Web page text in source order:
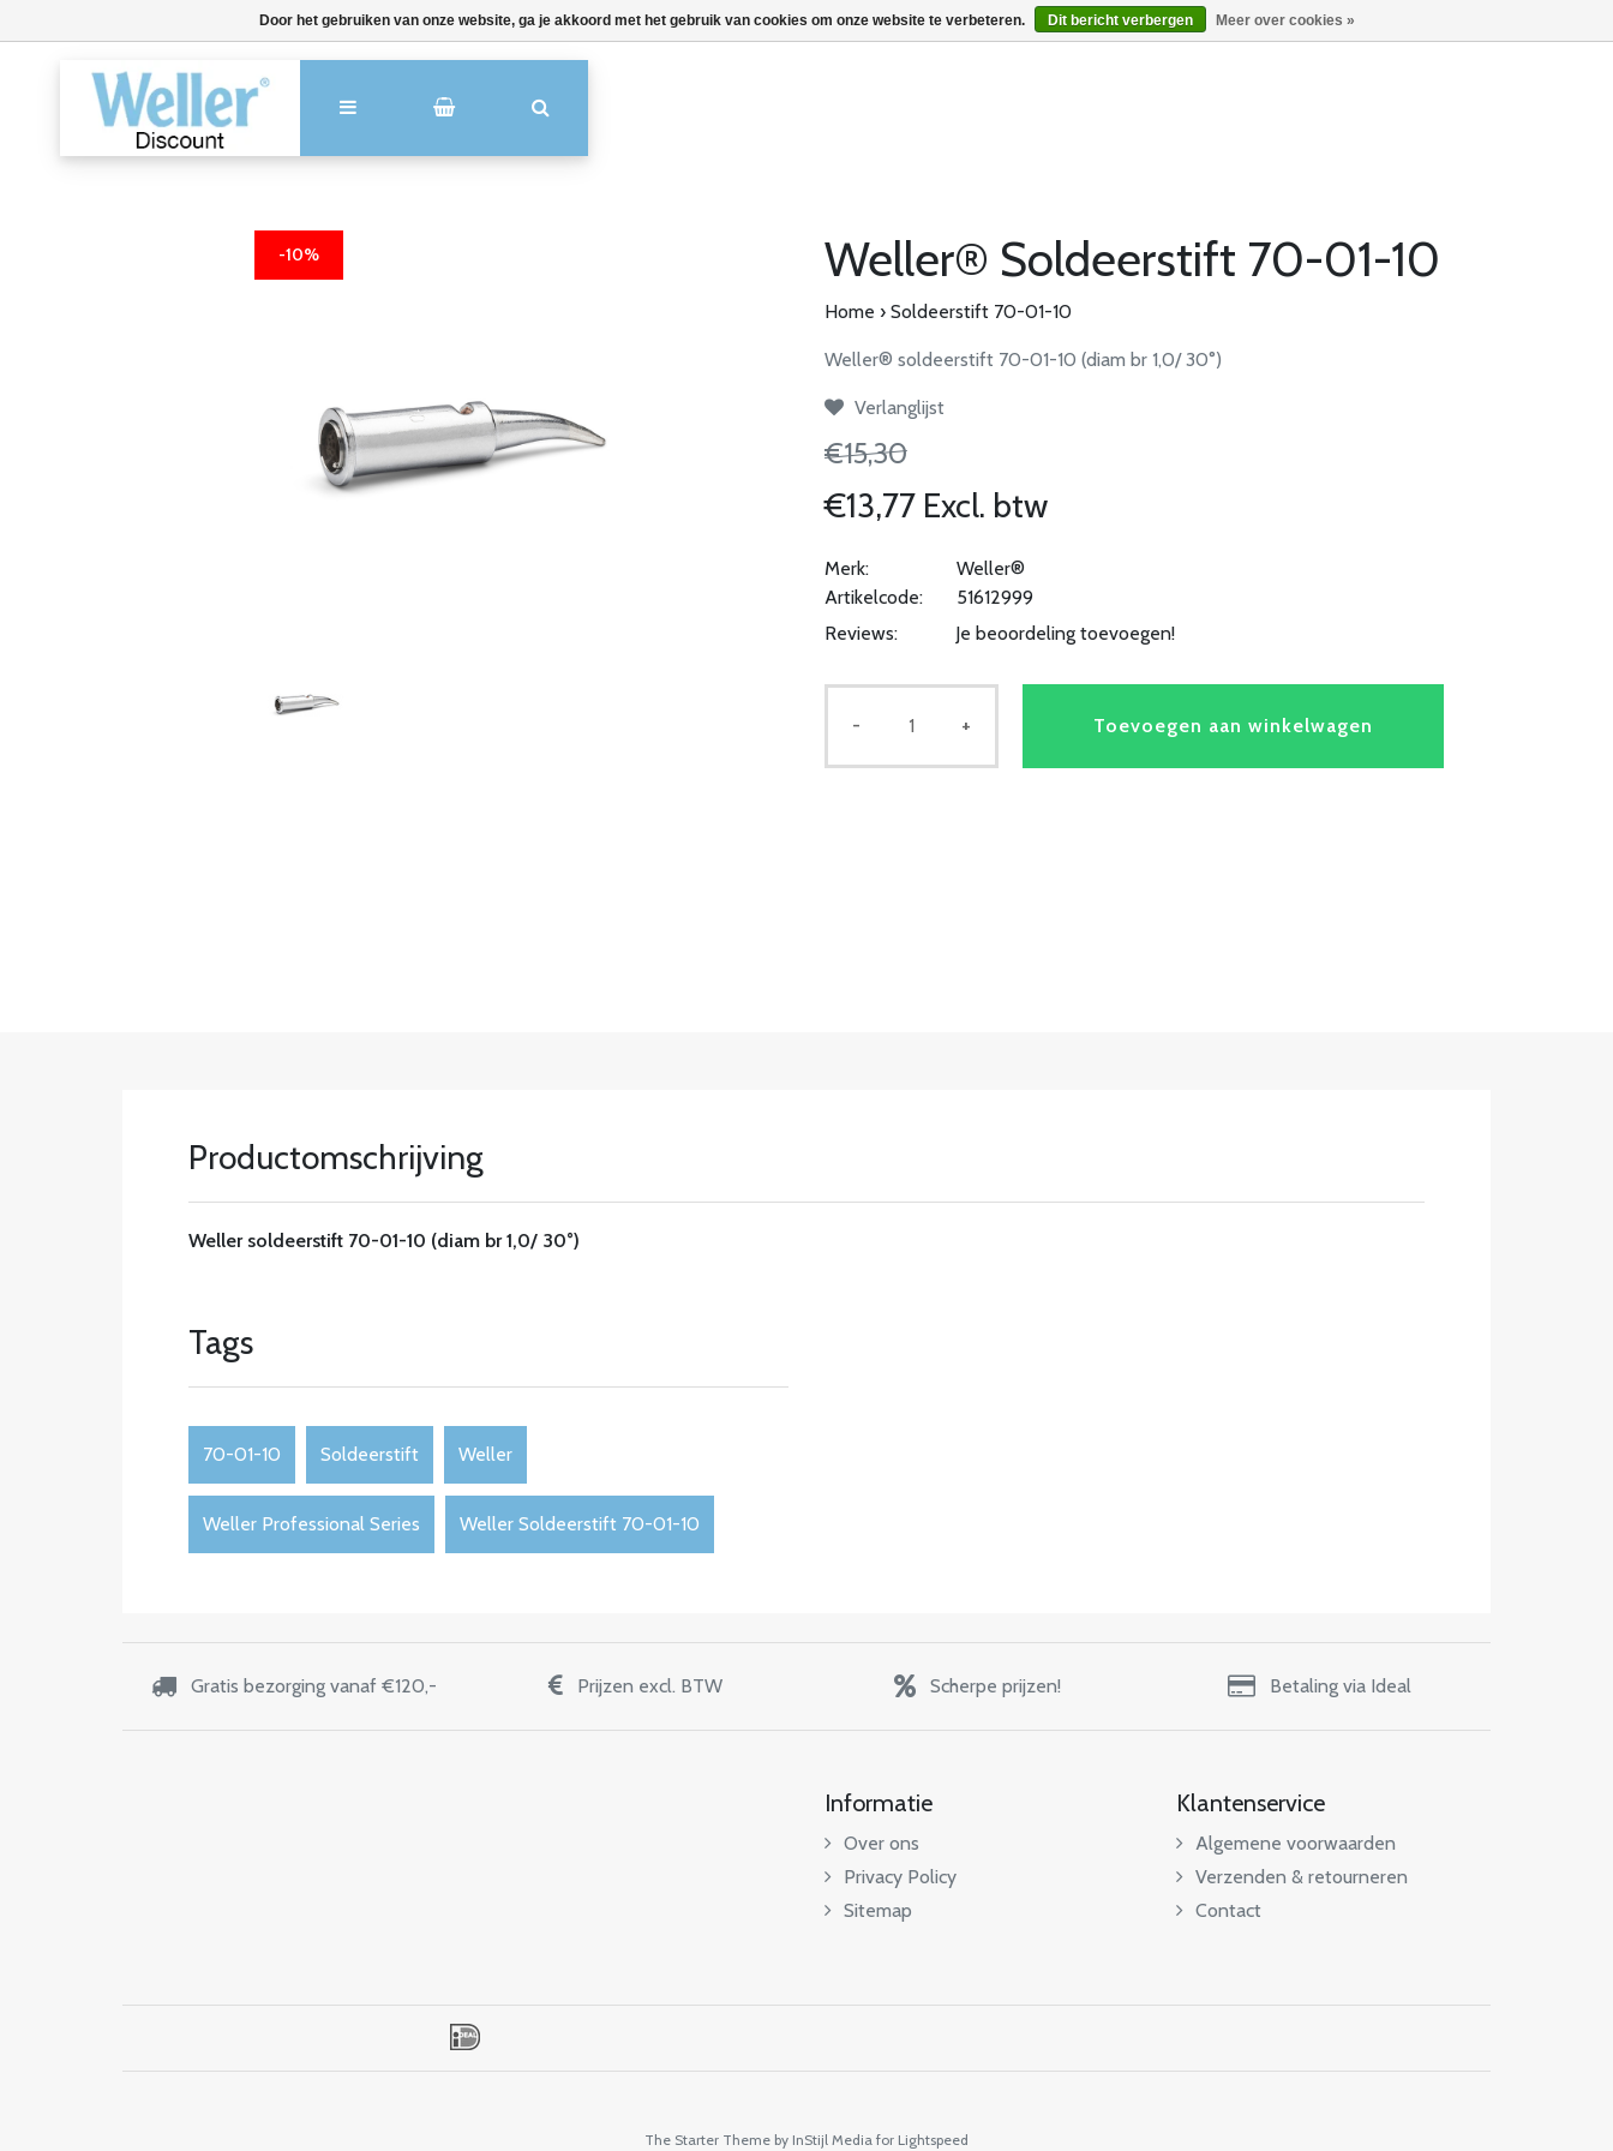
-10% Weller® Soldeerstift 70-01-10
Home › Soldeerstift 70-01-10
Weller® soldeerstift 70-01-10 (diam br 1,0/ 30°)
Verlanglijst
€15,30
€13,77 Excl. btw
Merk:
Weller®
Artikelcode:
51612999
Reviews:
Je beoordeling toevoegen!
- + Toevoegen aan winkelwagen
Productomschrijving
Weller soldeerstift 70-01-10 (diam br 1,0/ 30°)
Tags
70-01-10 Soldeerstift Weller
Weller Professional Series Weller Soldeerstift 70-01-10
Gratis bezorging vanaf €120,- Prijzen excl. BTW Scherpe prijzen! Betaling via Ideal
Informatie
Over ons
Privacy Policy
Sitemap
Klantenservice
Algemene voorwaarden
Verzenden & retourneren
Contact
The Starter Theme by InStijl Media for Lightspeed
Door het gebruiken van onze website, ga je akkoord met het gebruik van cookies om onze website te verbeteren. Dit bericht verbergen Meer over cookies »